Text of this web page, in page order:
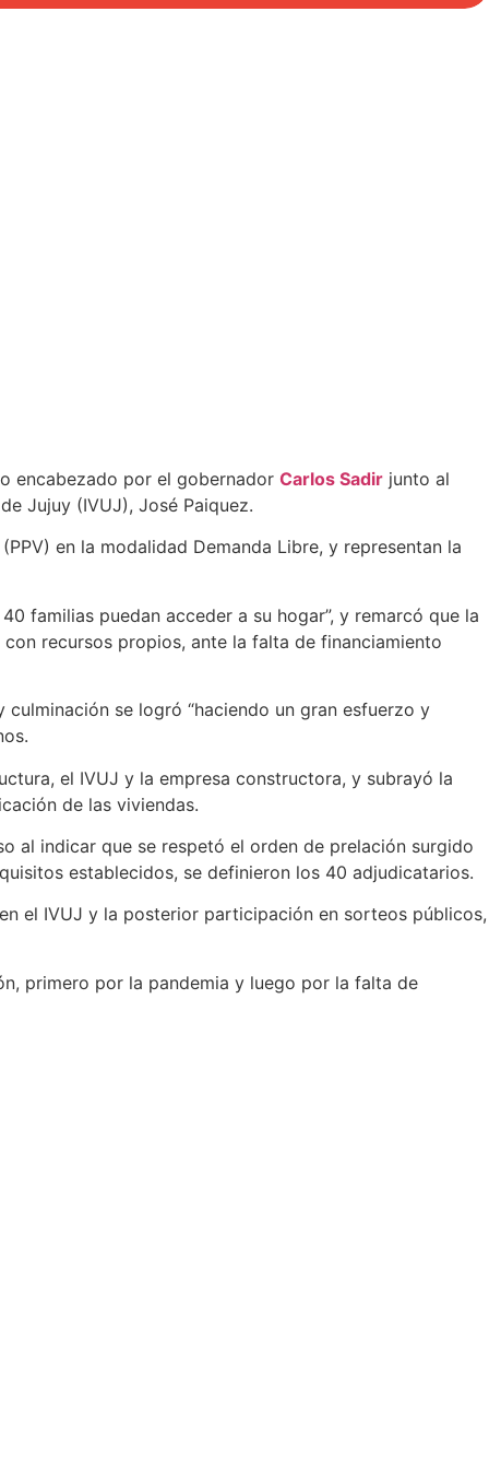
encabezado por el gobernador Carlos Sadir junto al
Jujuy (IVUJ), José Paiquez.
en la modalidad Demanda Libre, y representan la
familias puedan acceder a su hogar”, y remarcó que la
recursos propios, ante la falta de financiamiento
se logró “haciendo un gran esfuerzo y
el IVUJ y la empresa constructora, y subrayó la
de las viviendas.
al indicar que se respetó el orden de prelación surgido
establecidos, se definieron los 40 adjudicatarios.
el IVUJ y la posterior participación en sorteos públicos,
primero por la pandemia y luego por la falta de